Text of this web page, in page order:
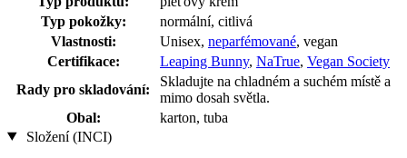
Typ pokožky:
normální, citlivá
Vlastnosti:
Unisex, neparfémované, vegan
Certifikace:
Leaping Bunny, NaTrue, Vegan Society
Rady pro skladování:
Skladujte na chladném a suchém místě a
mimo dosah světla.
Obal:
karton, tuba
Složení (INCI)